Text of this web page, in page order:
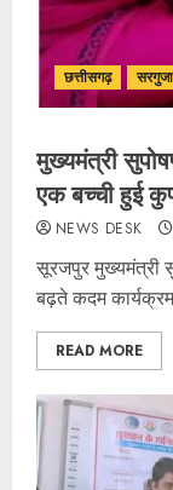
छत्तीसगढ़
मुख्यमंत्री
एक बच्ची हुई
NEWS DESK
सूरजपुर मुख्यमंत्री
बढ़ते कदम
READ MORE